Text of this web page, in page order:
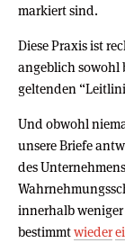
markiert sind.
Diese Praxis ist
angeblich sowohl
geltenden
Und obwohl
unsere Briefe
des
innerhalb
bestimmtwieder